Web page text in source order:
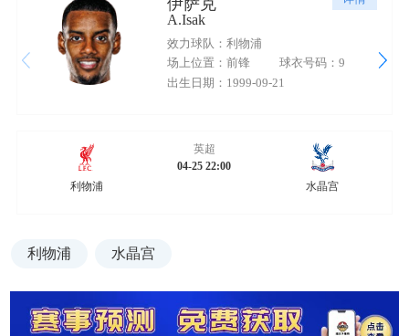
伊萨克
A.Isak
效力球队：利物浦
场上位置：前锋
球衣号码：9
出生日期：1999-09-21
利物浦
英超
04-25 22:00
水晶宫
利物浦 水晶宫